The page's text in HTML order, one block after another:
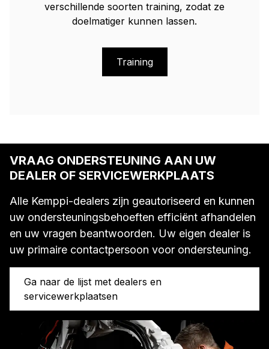
verschillende soorten training, zodat ze
doelmatiger kunnen lassen.
Training
VRAAG ONDERSTEUNING AAN UW
DEALER OF SERVICEWERKPLAATS
Alle Kemppi-dealers zijn geautoriseerd en kunnen
uw ondersteuningsbehoeften efficiënt afhandelen
en uw vragen beantwoorden. Uw eigen dealer is
uw primaire contactpersoon voor ondersteuning.
Ga naar de lijst met dealers en
servicewerkplaatsen